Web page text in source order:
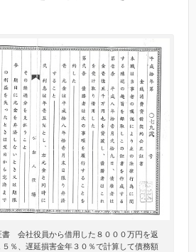
書 会社役員から借用した８０００万円を返
％、遅延損害金年３０％で計算して債務額